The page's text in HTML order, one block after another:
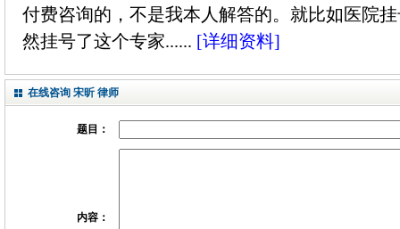
付费咨询的，不是我本人解答的。就比如医院
然挂号了这个专家...... [详细资料]
在线咨询 宋昕 律师
题目：
内容：